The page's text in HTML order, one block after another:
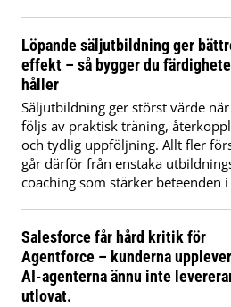
Löpande säljutbildning ger
effekt – så bygger du
håller
Säljutbildning ger störst värde
följs av praktisk träning,
och tydlig uppföljning. Allt fler
går därför från enstaka
coaching som stärker beteenden
Salesforce får hård kritik för
Agentforce – kunderna
AI-agenterna ännu inte
utlovat.